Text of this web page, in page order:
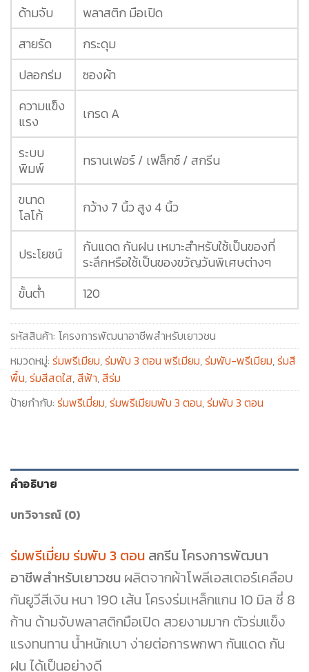
ด้ามจับ
พลาสติก มือเปิด
สายรัด
กระดุม
ปลอกร่ม
ซองผ้า
ความแข็ง
แรง
เกรด A
ระบบ
พิมพ์
ทรานเฟอร์ / เฟล็กซ์ / สกรีน
ขนาด
โลโก้
กว้าง 7 นิ้ว สูง 4 นิ้ว
ประโยชน์
กันแดด กันฝน เหมาะสำหรับใช้เป็นของที่
ระลึกหรือใช้เป็นของขวัญวันพิเศษต่างๆ
ขั้นต่ำ
120
รหัสสินค้า: โครงการพัฒนาอาชีพสำหรับเยาวชน
หมวดหมู่: ร่มพรีเมียม,ร่มพับ 3 ตอน พรีเมียม,ร่มพับ-พรีเมียม,ร่มสี
พื้น,ร่มสีสดใส,สีฟ้า,สีร่ม
ป้ายกำกับ: ร่มพรีเมี่ยม,ร่มพรีเมียมพับ 3 ตอน,ร่มพับ 3 ตอน
คำอธิบาย
บทวิจารณ์ (0)
ร่มพรีเมี่ยม ร่มพับ 3 ตอน สกรีน โครงการพัฒนา
อาชีพสำหรับเยาวชน ผลิตจากผ้าโพลีเอสเตอร์เคลือบ
กันยูวีสีเงิน หนา 190 เส้น โครงร่มเหล็กแกน 10 มิล ซี่ 8
ก้าน ด้ามจับพลาสติกมือเปิด สวยงามมาก ตัวร่มแข็ง
แรงทนทาน น้ำหนักเบา ง่ายต่อการพกพา กันแดด กัน
ฝน ได้เป็นอย่างดี